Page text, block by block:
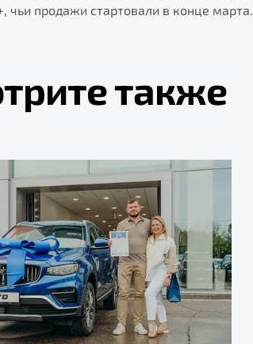
чьи продажи стартовали в конце марта.
также